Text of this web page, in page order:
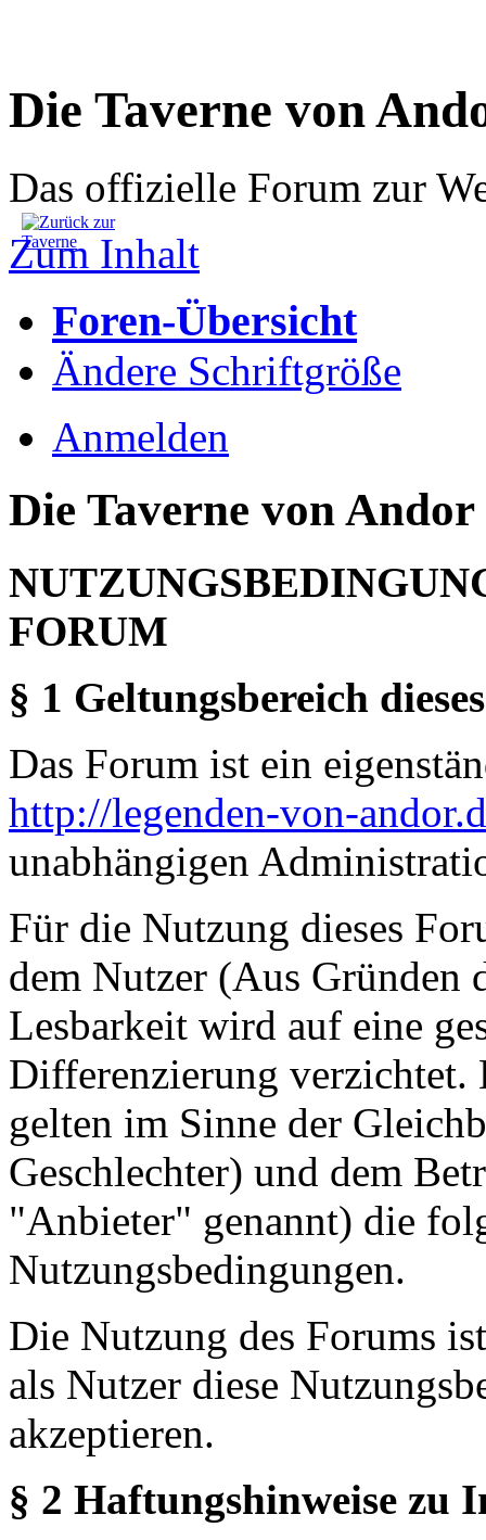
Die Taverne von
Das offizielle Forum zur
Zum Inhalt
Foren-Übersicht
Ändere Schriftgröße
Anmelden
Die Taverne von
FORUM
§ 1 Geltungsbereich
Das Forum ist ein
http://legenden-von-
unabhängigen
Für die Nutzung dieses
dem Nutzer (Aus Gründen
Lesbarkeit wird auf eine
Differenzierung verzichtet.
gelten im Sinne der
Geschlechter) und dem
"Anbieter" genannt) die
Nutzungsbedingungen.
Die Nutzung des Forums
als Nutzer diese
akzeptieren.
§ 2 Haftungshinweise zu